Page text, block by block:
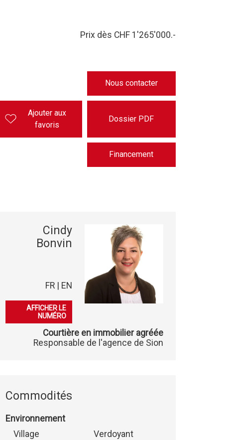
Prix dès CHF 1'265'000.-
Nous contacter
Ajouter aux
favoris
Dossier PDF
Financement
Cindy
Bonvin
FR | EN
079 541 03 86
AFFICHER LE
NUMÉRO
Courtière en immobilier agréée
Responsable de l'agence de Sion
Commodités
Environnement
Village
Verdoyant